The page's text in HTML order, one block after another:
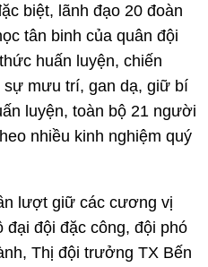
biệt, lãnh đạo 20 đoàn
tân binh của quân đội
huấn luyện, chiến
mưu trí, gan dạ, giữ bí
luyện, toàn bộ 21 người
nhiều kinh nghiệm quý
lượt giữ các cương vị
đội đặc công, đội phó
Thị đội trưởng TX Bến